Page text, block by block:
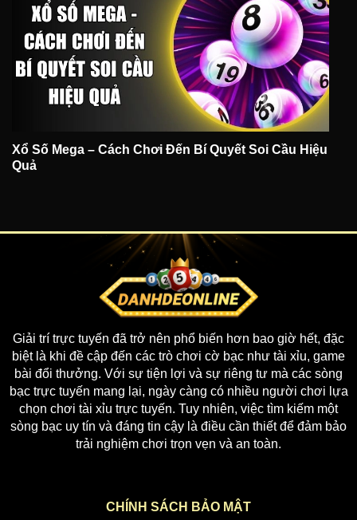
Xổ Số Mega – Cách Chơi Đến Bí Quyết Soi Cầu Hiệu
Quả
CHÍNH SÁCH BẢO MẬT
Giải trí trực tuyến đã trở nên phổ biến hơn bao giờ hết, đặc
biệt là khi đề cập đến các trò chơi cờ bạc như tài xỉu, game
bài đổi thưởng. Với sự tiện lợi và sự riêng tư mà các sòng
bạc trực tuyến mang lại, ngày càng có nhiều người chơi lựa
chọn chơi tài xỉu trực tuyến. Tuy nhiên, việc tìm kiếm một
sòng bạc uy tín và đáng tin cậy là điều cần thiết để đảm bảo
trải nghiệm chơi trọn vẹn và an toàn.